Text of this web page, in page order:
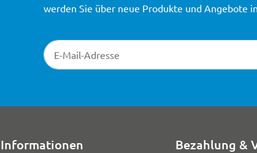
Newsletter-Registrierung
werden Sie über neue Produkte und Angebote
Informationen Bezahlung &